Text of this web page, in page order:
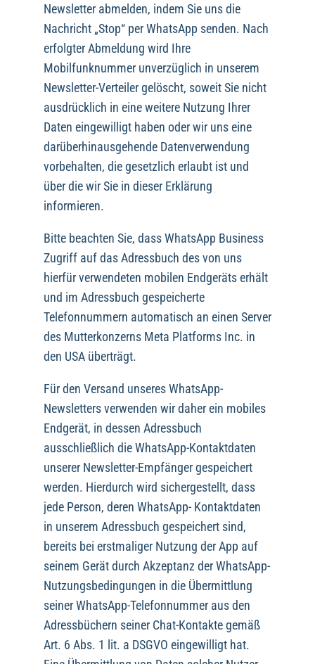
Newsletter abmelden, indem Sie uns die
Nachricht „Stop“ per WhatsApp senden. Nach
erfolgter Abmeldung wird Ihre
Mobilfunknummer unverzüglich in unserem
Newsletter-Verteiler gelöscht, soweit Sie nicht
ausdrücklich in eine weitere Nutzung Ihrer
Daten eingewilligt haben oder wir uns eine
darüberhinausgehende Datenverwendung
vorbehalten, die gesetzlich erlaubt ist und
über die wir Sie in dieser Erklärung
informieren.
Bitte beachten Sie, dass WhatsApp Business
Zugriff auf das Adressbuch des von uns
hierfür verwendeten mobilen Endgeräts erhält
und im Adressbuch gespeicherte
Telefonnummern automatisch an einen Server
des Mutterkonzerns Meta Platforms Inc. in
den USA überträgt.
Für den Versand unseres WhatsApp-
Newsletters verwenden wir daher ein mobiles
Endgerät, in dessen Adressbuch
ausschließlich die WhatsApp-Kontaktdaten
unserer Newsletter-Empfänger gespeichert
werden. Hierdurch wird sichergestellt, dass
jede Person, deren WhatsApp- Kontaktdaten
in unserem Adressbuch gespeichert sind,
bereits bei erstmaliger Nutzung der App auf
seinem Gerät durch Akzeptanz der WhatsApp-
Nutzungsbedingungen in die Übermittlung
seiner WhatsApp-Telefonnummer aus den
Adressbüchern seiner Chat-Kontakte gemäß
Art. 6 Abs. 1 lit. a DSGVO eingewilligt hat.